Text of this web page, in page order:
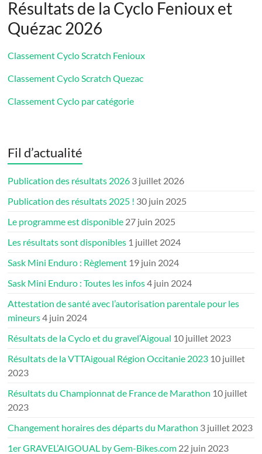
Résultats de la Cyclo Fenioux et
Quézac 2026
Classement Cyclo Scratch Fenioux
Classement Cyclo Scratch Quezac
Classement Cyclo par catégorie
Fil d’actualité
Publication des résultats 2026 3 juillet 2026
Publication des résultats 2025 ! 30 juin 2025
Le programme est disponible 27 juin 2025
Les résultats sont disponibles 1 juillet 2024
Sask Mini Enduro : Règlement 19 juin 2024
Sask Mini Enduro : Toutes les infos4 juin 2024
Attestation de santé avec l’autorisation parentale pour les
mineurs4 juin 2024
Résultats de la Cyclo et du gravel’Aigoual 10 juillet 2023
Résultats de la VTTAigoual Région Occitanie 2023 10 juillet
2023
Résultats du Championnat de France de Marathon 10 juillet
2023
Changement horaires des départs du Marathon 3 juillet 2023
1er GRAVEL’AIGOUAL by Gem-Bikes.com 22 juin 2023